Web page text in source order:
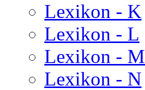
Lexikon - K
Lexikon - L
Lexikon - M
Lexikon - N